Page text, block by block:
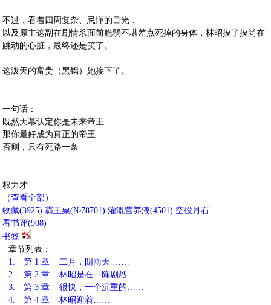
不过，看着四周复杂、忌惮的目光，
以及原主这副在剧情杀面前脆弱不堪差点死掉的身体，林昭摸了摸尚在
跳动的心脏，最终还是笑了。
这泼天的富贵（黑锅）她接下了。
一句话：
既然天幕认定你是未来帝王
那你最好成为真正的帝王
否则，只有死路一条
权力才
（查看全部）
收藏(3925) 霸王票(№78701) 灌溉营养液(4501) 空投月石
看书评(908)
书签
章节列表：
1.
第 1 章 二月，阴雨天 ……
2.
第 2 章 林昭是在一阵剧烈……
3.
第 3 章 很快，一个沉重的……
4.
第 4 章 林昭迎着……